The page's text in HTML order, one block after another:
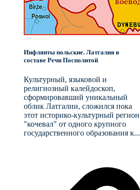
Инфлянты польские. Латгалия в
составе Речи Посполитой
Культурный, языковой и
религиозный калейдоскоп,
сформировавший уникальный
облик Латгалии, сложился пока
этот историко-культурный регион
"кочевал" от одного крупного
государственного образования к...